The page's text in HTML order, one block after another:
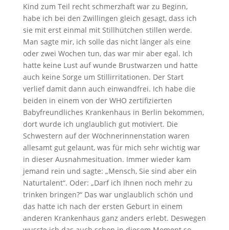
Kind zum Teil recht schmerzhaft war zu Beginn,
habe ich bei den Zwillingen gleich gesagt, dass ich
sie mit erst einmal mit Stillhütchen stillen werde.
Man sagte mir, ich solle das nicht länger als eine
oder zwei Wochen tun, das war mir aber egal. Ich
hatte keine Lust auf wunde Brustwarzen und hatte
auch keine Sorge um Stillirritationen. Der Start
verlief damit dann auch einwandfrei. Ich habe die
beiden in einem von der WHO zertifizierten
Babyfreundliches Krankenhaus in Berlin bekommen,
dort wurde ich unglaublich gut motiviert. Die
Schwestern auf der Wöchnerinnenstation waren
allesamt gut gelaunt, was für mich sehr wichtig war
in dieser Ausnahmesituation. Immer wieder kam
jemand rein und sagte: „Mensch, Sie sind aber ein
Naturtalent“. Oder: „Darf ich Ihnen noch mehr zu
trinken bringen?“ Das war unglaublich schön und
das hatte ich nach der ersten Geburt in einem
anderen Krankenhaus ganz anders erlebt. Deswegen